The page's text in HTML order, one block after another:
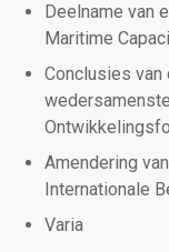
Deelname van
Maritime
Conclusies van
Amendering
Internationale
Varia